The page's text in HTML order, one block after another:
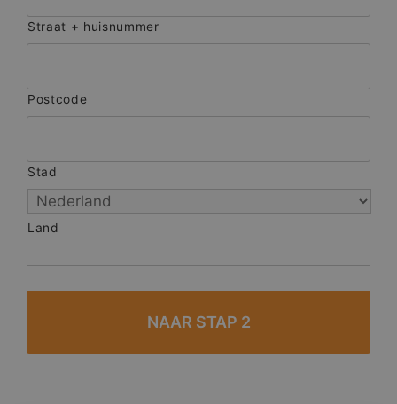
Straat + huisnummer
Postcode
Stad
Land